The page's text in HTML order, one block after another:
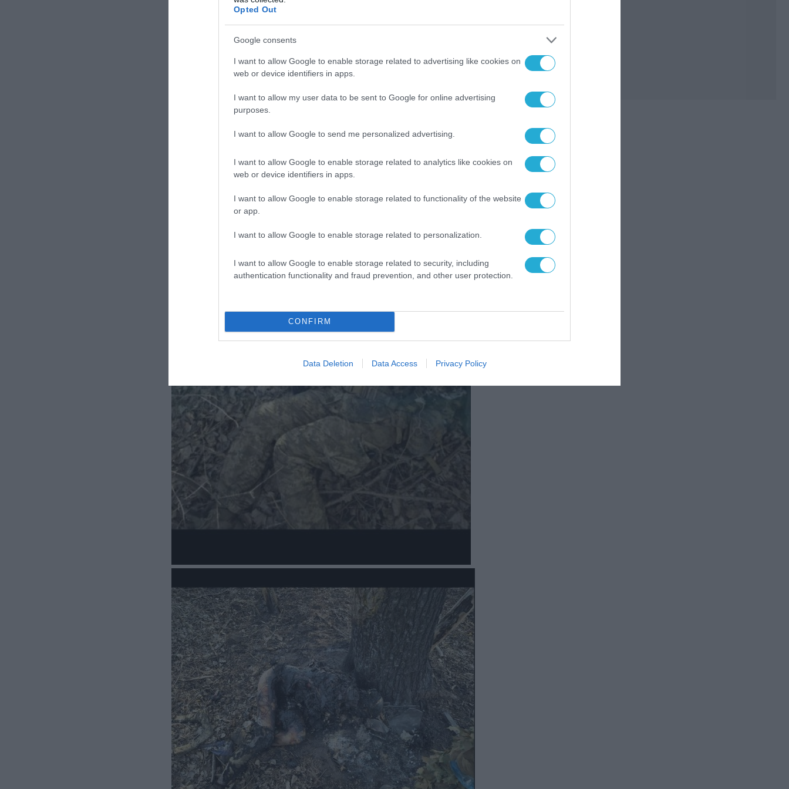
Opted Out
Google consents
I want to allow Google to enable storage related to advertising like cookies on
web or device identifiers in apps.
I want to allow my user data to be sent to Google for online advertising
purposes.
I want to allow Google to send me personalized advertising.
I want to allow Google to enable storage related to analytics like cookies on
web or device identifiers in apps.
I want to allow Google to enable storage related to functionality of the website
or app.
I want to allow Google to enable storage related to personalization.
I want to allow Google to enable storage related to security, including
authentication functionality and fraud prevention, and other user protection.
CONFIRM
Data Deletion Data Access Privacy Policy
Να σημειωθεί πως οι παρακάτω φωτογραφίες αφορούν σε
ένοπλη διένεξη που σημειώθηκε στις 27 Απριλίου, με τα
οπτικά πλάνα να αποδεικνύουν την ύπαρξη επιπρόσθετων
αλλοδαπών μισθοφόρων στον πόλεμο της Ουκρανίας.